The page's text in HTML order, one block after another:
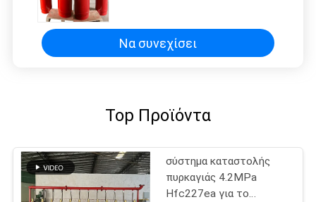
Να συνεχίσει
Top Προϊόντα
σύστημα καταστολής
πυρκαγιάς 4.2MPa
Hfc227ea για το